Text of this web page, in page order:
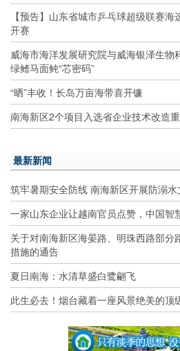
【预告】山东省城市乒乓球超级联赛
开赛
威海市海洋发展研究院与威海银泽生物
绿鳍马面鲀“芯密码”
“晒”丰收！长岛万亩海带喜开镰
南海新区2个项目入选省企业技术改造
最新新闻
筑牢暑期安全防线 南海新区开展防溺
一家山东企业让越南官员点赞，中国智
关于对南海新区海晏路、明珠西路部分
措施的通告
夏日南海：水清草盛白鹭翩飞
此生必去！烟台藏着一座风景绝美的顶